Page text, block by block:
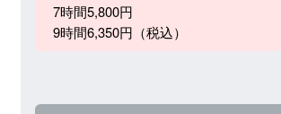
7時間5,800円
9時間6,350円（税込）